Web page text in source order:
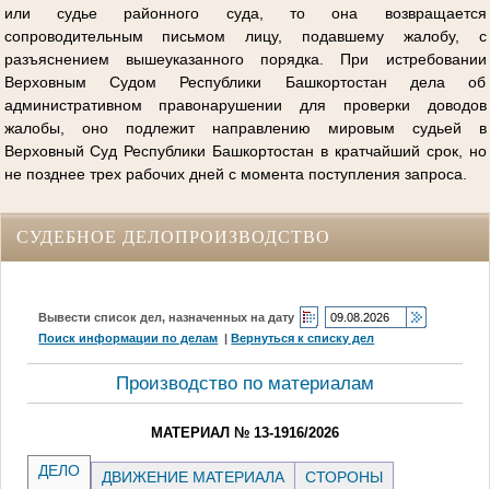
или судье районного суда, то она возвращается
сопроводительным письмом лицу, подавшему жалобу, с
разъяснением вышеуказанного порядка. При истребовании
Верховным Судом Республики Башкортостан дела об
административном правонарушении для проверки доводов
жалобы, оно подлежит направлению мировым судьей в
Верховный Суд Республики Башкортостан в кратчайший срок, но
не позднее трех рабочих дней с момента поступления запроса.
СУДЕБНОЕ ДЕЛОПРОИЗВОДСТВО
Вывести список дел, назначенных на дату
Поиск информации по делам |Вернуться к списку дел
Производство по материалам
МАТЕРИАЛ № 13-1916/2026
ДЕЛО ДВИЖЕНИЕ МАТЕРИАЛА СТОРОНЫ